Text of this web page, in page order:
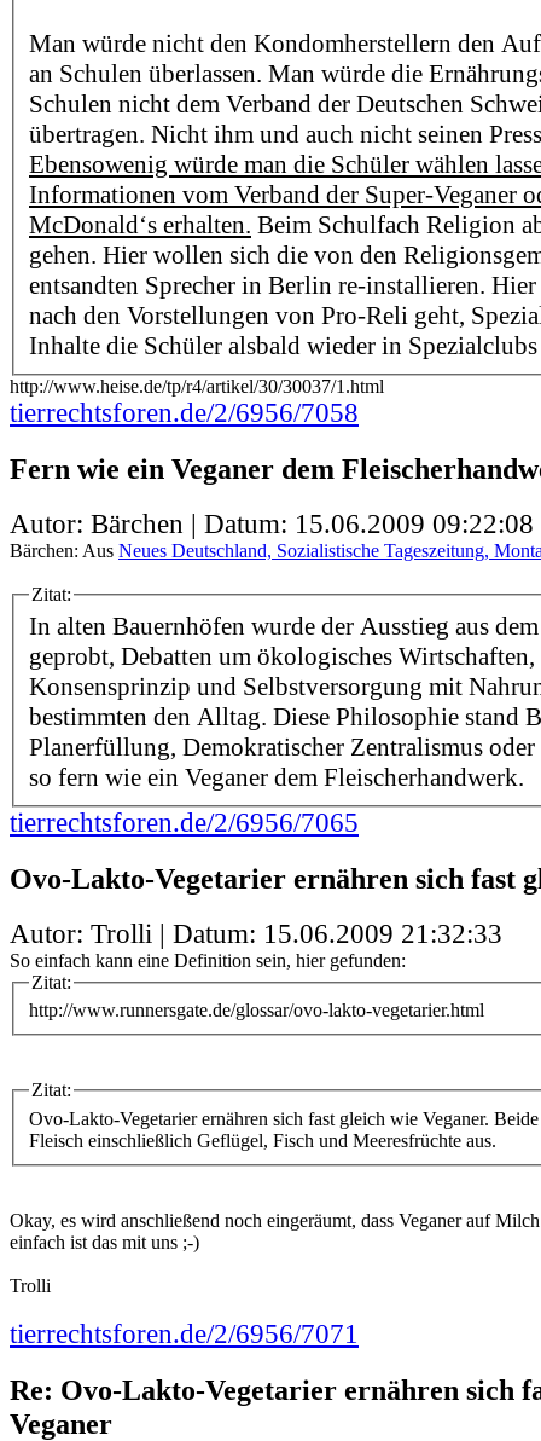
Man würde nicht den Kondomherstellern den
an Schulen überlassen. Man würde die
Schulen nicht dem Verband der Deutschen
übertragen. Nicht ihm und auch nicht seinen
Ebensowenig würde man die Schüler wählen
Informationen vom Verband der Super-Veganer
McDonald‘s erhalten. Beim Schulfach Religion
gehen. Hier wollen sich die von den
entsandten Sprecher in Berlin re-installieren.
nach den Vorstellungen von Pro-Reli geht,
Inhalte die Schüler alsbald wieder in
http://www.heise.de/tp/r4/artikel/30/30037/1.html
tierrechtsforen.de/2/6956/7058
Fern wie ein Veganer dem
Autor: Bärchen | Datum: 15.06.2009 09:22:08
Bärchen: Aus Neues Deutschland, Sozialistische Tageszeitung,
Zitat:
In alten Bauernhöfen wurde der Ausstieg aus
geprobt, Debatten um ökologisches
Konsensprinzip und Selbstversorgung mit
bestimmten den Alltag. Diese Philosophie stand
Planerfüllung, Demokratischer Zentralismus
so fern wie ein Veganer dem Fleischerhandwerk.
tierrechtsforen.de/2/6956/7065
Ovo-Lakto-Vegetarier ernähren sich fast
Autor: Trolli | Datum: 15.06.2009 21:32:33
So einfach kann eine Definition sein, hier gefunden:
Zitat:
http://www.runnersgate.de/glossar/ovo-lakto-vegetarier.html
Zitat:
Ovo-Lakto-Vegetarier ernähren sich fast gleich wie Veganer.
Fleisch einschließlich Geflügel, Fisch und Meeresfrüchte aus.
Okay, es wird anschließend noch eingeräumt, dass Veganer auf
einfach ist das mit uns ;-)
Trolli
tierrechtsforen.de/2/6956/7071
Re: Ovo-Lakto-Vegetarier ernähren sich
Veganer